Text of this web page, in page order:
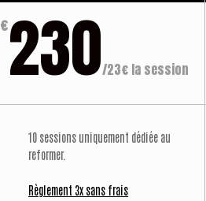
€230/23€ la session
10 sessions uniquement dédiée au
reformer.
Règlement 3x sans frais